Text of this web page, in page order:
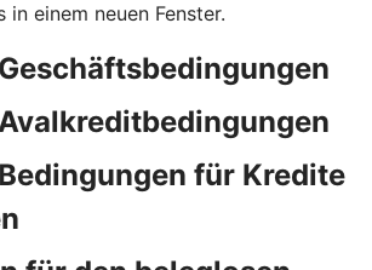
einem neuen Fenster.
für Kredite